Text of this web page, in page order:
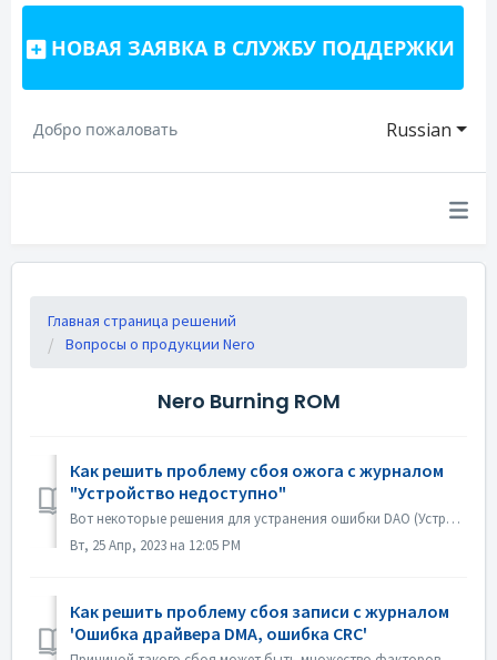
НОВАЯ ЗАЯВКА В СЛУЖБУ ПОДДЕРЖКИ
Russian
Добро пожаловать
Главная страница решений
Вопросы о продукции Nero
Nero Burning ROM
Как решить проблему сбоя ожога с журналом
"Устройство недоступно"
Вот некоторые решения для устранения ошибки DAO (Устройство недоступно). Обновление или откат прошивки драйвера В основном эта проблема возникает после об...
Вт, 25 Апр, 2023 на 12:05 PM
Как решить проблему сбоя записи с журналом
'Ошибка драйвера DMA, ошибка CRC'